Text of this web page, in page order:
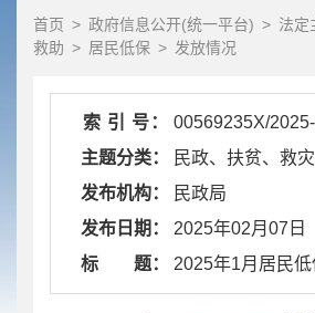
首页 > 政府信息公开(统一平台) > 法定
救助 > 居民低保 > 发放情况
索 引 号：
00569235X/
主题分类：
民政、扶贫、救灾
发布机构：
民政局
发布日期：
2025年02月07日
标 题：
2025年1月居民